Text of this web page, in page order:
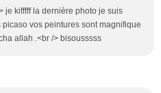
je kifffff la dernière photo je suis
vos peintures sont magnifique
allah .<br /> bisousssss